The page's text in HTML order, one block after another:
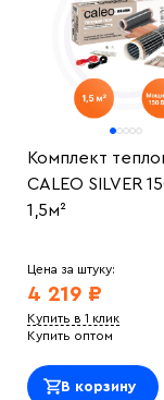
Комплект
CALEO SILVER
1,5м²
Цена за штуку:
4 219 ₽
Купить в 1 клик
Купить оптом
В корзину